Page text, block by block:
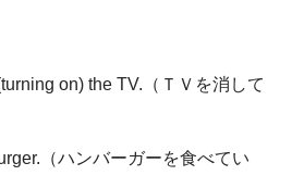
on) the TV.（ＴＶを消して
（ハンバーガーを食べてい